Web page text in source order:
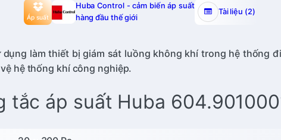
Áp suất
Huba Control - cảm biến áp suất
hàng đầu thế giới
Tài liệu (2)
làm thiết bị giám sát luồng không khí trong hệ thống
hệ thống khí công nghiệp.
tắc áp suất Huba